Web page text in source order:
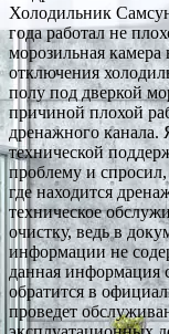
Холодильник
года работал не
морозильная
отключения
полу под дверкой
причиной плохой
дренажного
технической
проблему и
где находится
техническое
очистку, ведь в
информации не
данная информация
обратится в
проведет